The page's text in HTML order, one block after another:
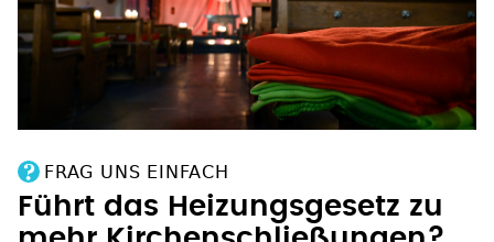
FRAG UNS EINFACH
Führt das Heizungsgesetz zu